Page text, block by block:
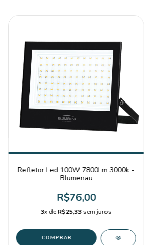
Refletor Led 100W 7800Lm 3000k -
Blumenau
R$76,00
3x deR$25,33sem juros